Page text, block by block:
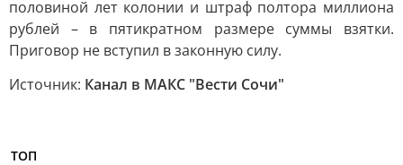
половиной лет колонии и штраф полтора миллиона
рублей – в пятикратном размере суммы взятки.
Приговор не вступил в законную силу.
Источник: Канал в МАКС "Вести Сочи"
ТОП